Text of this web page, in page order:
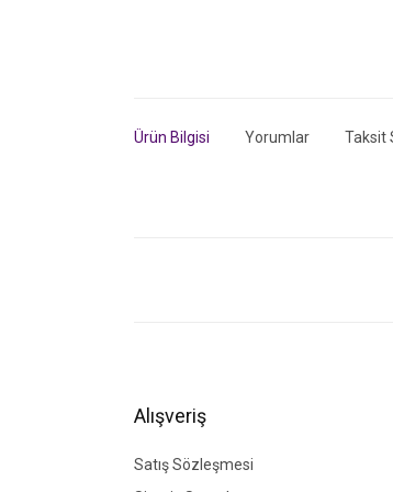
Ürün Bilgisi Yorumlar Taksit
Ürün fiyatı diğer sitelerden daha pahalı.
Bu ürüne benzer farklı alternatifler
Alışveriş
Satış Sözleşmesi